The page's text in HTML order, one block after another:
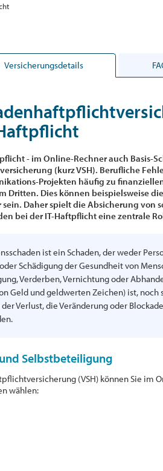
Versicherungsdetails
- im Online-Rechner auch Basis-
(kurz VSH). Berufliche
Projekten häufig zu
Dritten. Dies können beispielsweise
Daher spielt die Absicherung von
bei der IT-Haftpflicht eine zentrale
ist ein Schaden, der weder
Schädigung der Gesundheit von
Verderben, Vernichtung oder
Geld und geldwerten Zeichen) ist, noch
Verlust, die Veränderung oder
Selbstbeteiligung
(VSH) können Sie im
wählen: